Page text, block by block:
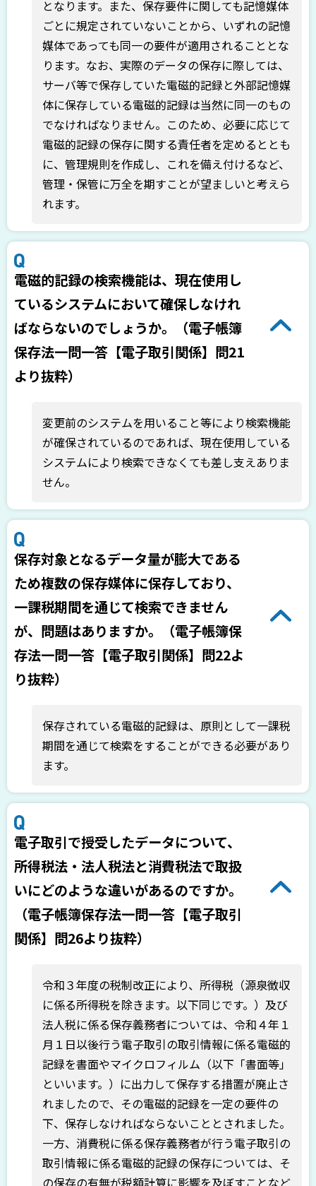
となります。また、保存要件に関しても記憶媒体
ごとに規定されていないことから、いずれの記憶
媒体であっても同一の要件が適用されることとな
ります。なお、実際のデータの保存に際しては、
サーバ等で保存していた電磁的記録と外部記憶媒
体に保存している電磁的記録は当然に同一のもの
でなければなりません。このため、必要に応じて
電磁的記録の保存に関する責任者を定めるととも
に、管理規則を作成し、これを備え付けるなど、
管理・保管に万全を期すことが望ましいと考えら
れます。
電磁的記録の検索機能は、現在使用し
ているシステムにおいて確保しなけれ
ばならないのでしょうか。（電子帳簿
保存法一問一答【電子取引関係】問21
より抜粋）
変更前のシステムを用いること等により検索機能
が確保されているのであれば、現在使用している
システムにより検索できなくても差し支えありま
せん。
保存対象となるデータ量が膨大である
ため複数の保存媒体に保存しており、
一課税期間を通じて検索できません
が、問題はありますか。（電子帳簿保
存法一問一答【電子取引関係】問22よ
り抜粋）
保存されている電磁的記録は、原則として一課税
期間を通じて検索をすることができる必要があり
ます。
電子取引で授受したデータについて、
所得税法・法人税法と消費税法で取扱
いにどのような違いがあるのですか。
（電子帳簿保存法一問一答【電子取引
関係】問26より抜粋）
令和３年度の税制改正により、所得税（源泉徴収
に係る所得税を除きます。以下同じです。）及び
法人税に係る保存義務者については、令和４年１
月１日以後行う電子取引の取引情報に係る電磁的
記録を書面やマイクロフィルム（以下「書面等」
といいます。）に出力して保存する措置が廃止さ
れましたので、その電磁的記録を一定の要件の
下、保存しなければならないこととされました。
一方、消費税に係る保存義務者が行う電子取引の
取引情報に係る電磁的記録の保存については、そ
の保存の有無が税額計算に影響を及ぼすことなど